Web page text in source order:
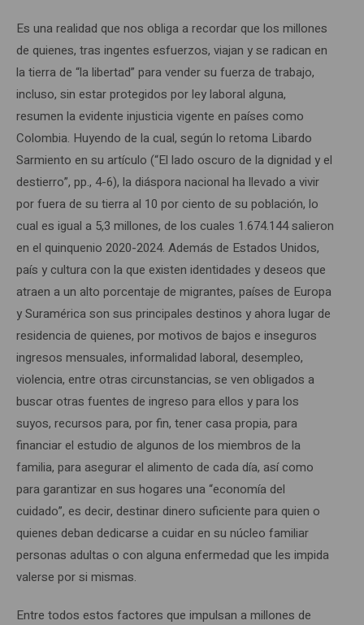
Es una realidad que nos obliga a recordar que los millones
de quienes, tras ingentes esfuerzos, viajan y se radican en
la tierra de “la libertad” para vender su fuerza de trabajo,
incluso, sin estar protegidos por ley laboral alguna,
resumen la evidente injusticia vigente en países como
Colombia. Huyendo de la cual, según lo retoma Libardo
Sarmiento en su artículo (“El lado oscuro de la dignidad y el
destierro”, pp., 4-6), la diáspora nacional ha llevado a vivir
por fuera de su tierra al 10 por ciento de su población, lo
cual es igual a 5,3 millones, de los cuales 1.674.144 salieron
en el quinquenio 2020-2024. Además de Estados Unidos,
país y cultura con la que existen identidades y deseos que
atraen a un alto porcentaje de migrantes, países de Europa
y Suramérica son sus principales destinos y ahora lugar de
residencia de quienes, por motivos de bajos e inseguros
ingresos mensuales, informalidad laboral, desempleo,
violencia, entre otras circunstancias, se ven obligados a
buscar otras fuentes de ingreso para ellos y para los
suyos, recursos para, por fin, tener casa propia, para
financiar el estudio de algunos de los miembros de la
familia, para asegurar el alimento de cada día, así como
para garantizar en sus hogares una “economía del
cuidado”, es decir, destinar dinero suficiente para quien o
quienes deban dedicarse a cuidar en su núcleo familiar
personas adultas o con alguna enfermedad que les impida
valerse por si mismas.
Entre todos estos factores que impulsan a millones de